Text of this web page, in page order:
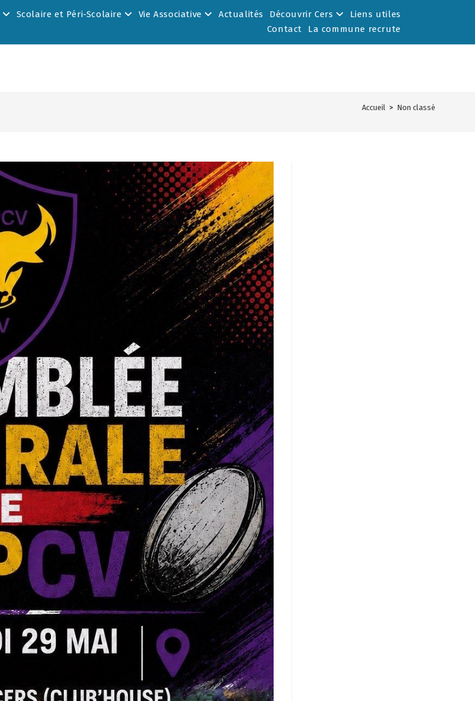
Scolaire et Péri-Scolaire Vie Associative Actualités Découvrir Cers
Liens utiles
Contact
La commune recrute
Accueil > Non classé